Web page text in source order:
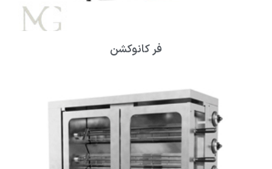
فر کانوکشن